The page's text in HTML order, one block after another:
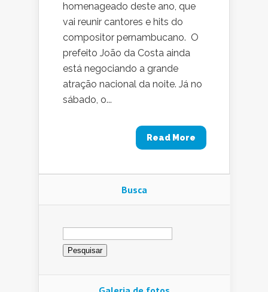
homenageado deste ano, que
vai reunir cantores e hits do
compositor pernambucano. O
prefeito João da Costa ainda
está negociando a grande
atração nacional da noite. Já no
sábado, o...
Read More
Busca
Pesquisar
por: